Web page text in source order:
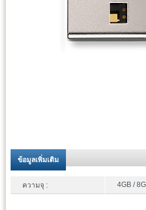
ข้อมูลเพิ่มเติม
ความจุ : 4GB /